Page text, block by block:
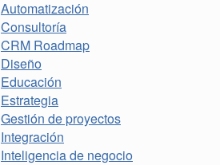
Automatización
Consultoría
CRM Roadmap
Diseño
Educación
Estrategia
Gestión de proyectos
Integración
Inteligencia de negocio